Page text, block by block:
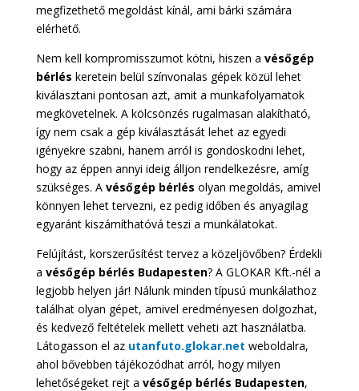
megfizethető megoldást kínál, ami bárki számára
elérhető.
Nem kell kompromisszumot kötni, hiszen a vésőgép
bérlés keretein belül színvonalas gépek közül lehet
kiválasztani pontosan azt, amit a munkafolyamatok
megkövetelnek. A kölcsönzés rugalmasan alakítható,
így nem csak a gép kiválasztását lehet az egyedi
igényekre szabni, hanem arról is gondoskodni lehet,
hogy az éppen annyi ideig álljon rendelkezésre, amíg
szükséges. A vésőgép bérlés olyan megoldás, amivel
könnyen lehet tervezni, ez pedig időben és anyagilag
egyaránt kiszámíthatóvá teszi a munkálatokat.
Felújítást, korszerűsítést tervez a közeljövőben? Érdekli
a vésőgép bérlés Budapesten? A GLOKAR Kft.-nél a
legjobb helyen jár! Nálunk minden típusú munkálathoz
találhat olyan gépet, amivel eredményesen dolgozhat,
és kedvező feltételek mellett veheti azt használatba.
Látogasson el az utanfuto.glokar.net weboldalra,
ahol bővebben tájékozódhat arról, hogy milyen
lehetőségeket rejt a vésőgép bérlés Budapesten,